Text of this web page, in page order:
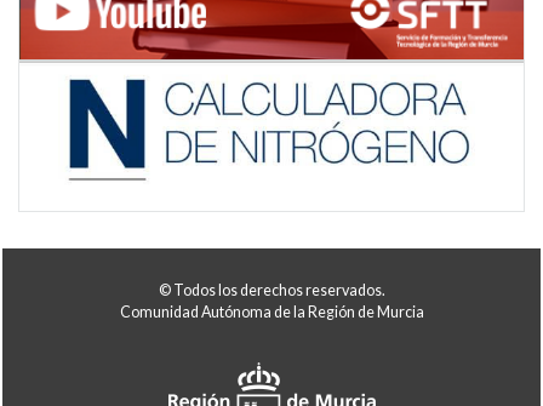
© Todos los derechos reservados.
Comunidad Autónoma de la Región de Murcia